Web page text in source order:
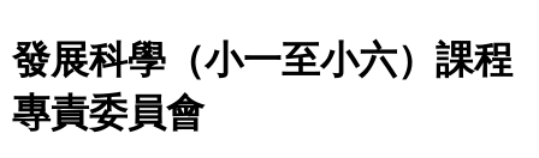
發展科學（小一至小六）課程
專責委員會